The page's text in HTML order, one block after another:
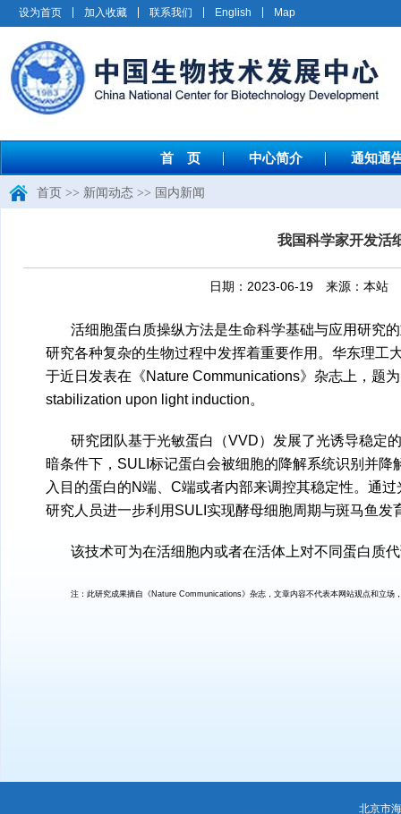
设为首页 加入收藏 联系我们 English Map
首 页 中心简介 通知通
首页 >> 新闻动态 >> 国内新闻
我国科学家开发活
日期：2023-06-19 来源：本站
活细胞蛋白质操纵方法是生命科学基础与应用研究
研究各种复杂的生物过程中发挥着重要作用。华东理工
于近日发表在《Nature Communications》杂志上，题
stabilization upon light induction。
研究团队基于光敏蛋白（VVD）发展了光诱导稳定
暗条件下，SULI标记蛋白会被细胞的降解系统识别并
入目的蛋白的N端、C端或者内部来调控其稳定性。通
研究人员进一步利用SULI实现酵母细胞周期与斑马鱼发
该技术可为在活细胞内或者在活体上对不同蛋白质
注：此研究成果摘自《Nature Communications》杂志，文章内容不代表本网站观点和立场
北京市